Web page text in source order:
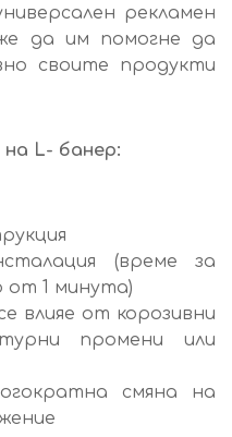
рекламен
да им помогне да
своите продукти
L- банер:
(време за
от 1 минута)
влияе от корозивни
промени или
смяна на